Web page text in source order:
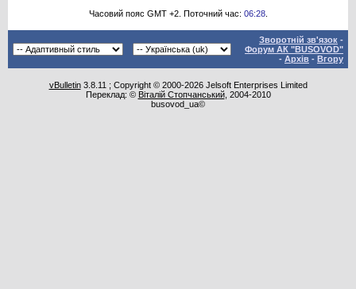
Часовий пояс GMT +2. Поточний час: 06:28.
Зворотній зв'язок -
Форум АК "BUSOVOD"
- Архів - Вгору
vBulletin3.8.11 ; Copyright © 2000-2026 Jelsoft Enterprises Limited
Переклад: © Віталій Стопчанський, 2004-2010
busovod_ua©